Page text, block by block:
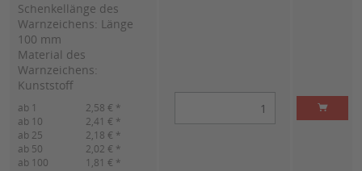
Schenkellänge des
Warnzeichens: Länge
100 mm
Material des
Warnzeichens:
Kunststoff
ab 1
2,58 € *
ab 10
2,41 € *
ab 25
2,18 € *
ab 50
2,02 € *
ab 100
1,81 € *